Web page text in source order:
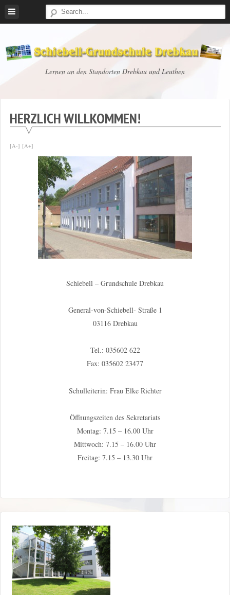
Skip
Schiebell-
Drebkau
Lernen an den Standorten Drebkau und Leuthen
HERZLICH WILLKOMMEN!
[A-] [A+]
Schiebell – Grundschule Drebkau
General-von-Schiebell- Straße 1
03116 Drebkau
Tel.: 035602 622
Fax: 035602 23477
Schulleiterin: Frau Elke Richter
Öffnungszeiten des Sekretariats
Montag: 7.15 – 16.00 Uhr
Mittwoch: 7.15 – 16.00 Uhr
Freitag: 7.15 – 13.30 Uhr